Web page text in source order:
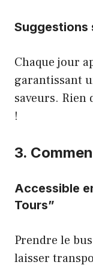
Suggestions
Chaque jour
garantissant
saveurs. Rien
!
3.
Accessible
Tours”
Prendre le
laisser